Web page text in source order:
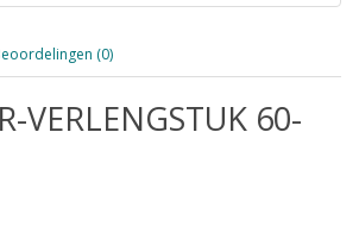
(0)
VERLENGSTUK 60-